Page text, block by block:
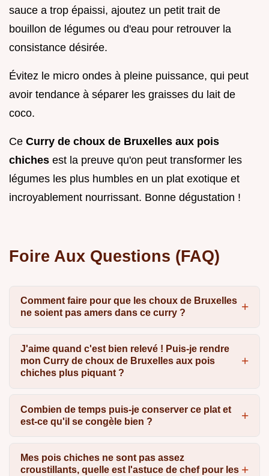
sauce a trop épaissi, ajoutez un petit trait de
bouillon de légumes ou d'eau pour retrouver la
consistance désirée.
Évitez le micro ondes à pleine puissance, qui peut
avoir tendance à séparer les graisses du lait de
coco.
Ce Curry de choux de Bruxelles aux pois
chiches est la preuve qu'on peut transformer les
légumes les plus humbles en un plat exotique et
incroyablement nourrissant. Bonne dégustation !
Foire Aux Questions (FAQ)
Comment faire pour que les choux de Bruxelles
ne soient pas amers dans ce curry ?
J'aime quand c'est bien relevé ! Puis-je rendre
mon Curry de choux de Bruxelles aux pois
chiches plus piquant ?
Combien de temps puis-je conserver ce plat et
est-ce qu'il se congèle bien ?
Mes pois chiches ne sont pas assez
croustillants, quelle est l'astuce de chef pour les